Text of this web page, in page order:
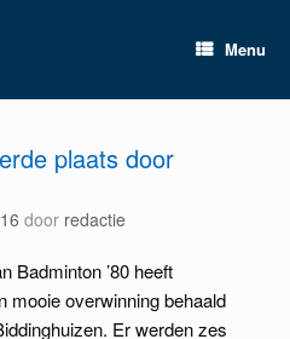
Menu
plaats door
door redactie
Badminton ’80 heeft
mooie overwinning behaald
Er werden zes